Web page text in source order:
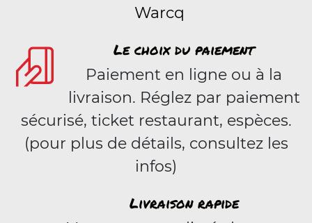
Warcq
Le choix du paiement
Paiement en ligne ou à la
livraison. Réglez par paiement
sécurisé, ticket restaurant, espèces.
(pour plus de détails, consultez les
infos)
Livraison rapide